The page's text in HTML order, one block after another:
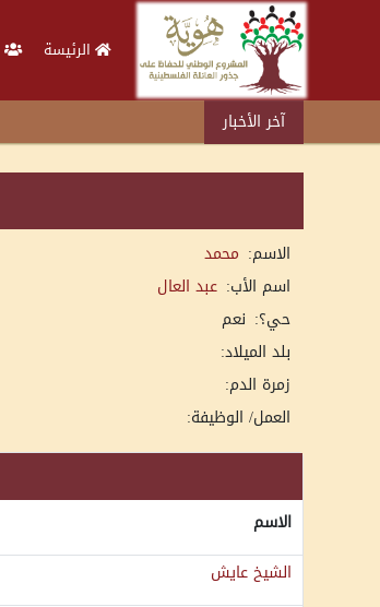
الرئيسة
آخر الأخبار
الاسم: محمد
اسم الأب: عبد العال
حي؟: نعم
بلد الميلاد:
زمرة الدم:
العمل/ الوظيفة:
الاسم
الشيخ عايش